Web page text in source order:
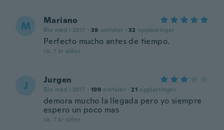
M Mariano
Ble med i 2017 · 39 omtaler · 32 opplastinger
Perfecto mucho antes de tiempo.
ca. 7 år siden
J Jurgen
Ble med i 2017 · 199 omtaler · 21 opplastinger
demora mucho la llegada pero yo siempre
espero un poco mas
ca. 7 år siden